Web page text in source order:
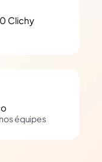
Clichy
équipes